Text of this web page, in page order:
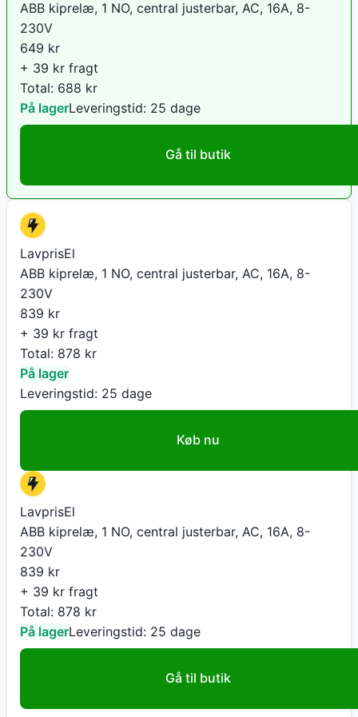
ABB kiprelæ, 1 NO, central justerbar, AC, 16A, 8-
230V
649 kr
+ 39 kr fragt
Total: 688 kr
På lagerLeveringstid: 25 dage
Gå til butik
LavprisEl
ABB kiprelæ, 1 NO, central justerbar, AC, 16A, 8-
230V
839 kr
+ 39 kr fragt
Total: 878 kr
På lager
Leveringstid: 25 dage
Køb nu
LavprisEl
ABB kiprelæ, 1 NO, central justerbar, AC, 16A, 8-
230V
839 kr
+ 39 kr fragt
Total: 878 kr
På lagerLeveringstid: 25 dage
Gå til butik